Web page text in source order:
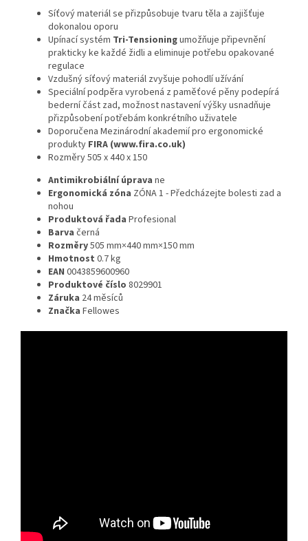
Síťový materiál se přizpůsobuje tvaru těla a zajišťuje
dokonalou oporu
Upínací systém Tri-Tensioningumožňuje připevnění
prakticky ke každé židli a eliminuje potřebu opakované
regulace
Vzdušný síťový materiál zvyšuje pohodlí užívání
Speciální podpěra vyrobená z paměťové pěny podepírá
bederní část zad, možnost nastavení výšky usnadňuje
přizpůsobení potřebám konkrétního uživatele
Doporučena Mezinárodní akademií pro ergonomické
produkty FIRA (www.fira.co.uk)
Rozměry 505 x 440 x 150
Antimikrobiální úprava ne
Ergonomická zóna ZÓNA 1 - Předcházejte bolesti zad a
nohou
Produktová řada Profesional
Barva černá
Rozměry505 mm×440 mm×150 mm
Hmotnost 0.7kg
EAN 0043859600960
Produktové číslo 8029901
Záruka 24měsíců
Značka Fellowes